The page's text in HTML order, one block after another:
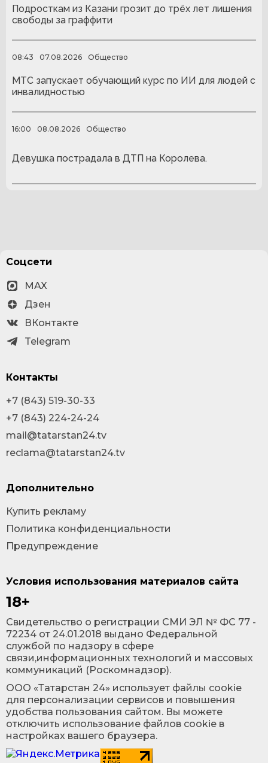
Подросткам из Казани грозит до трёх лет лишения
свободы за граффити
08:43 07.08.2026 Общество
МТС запускает обучающий курс по ИИ для людей с
инвалидностью
16:00 08.08.2026 Общество
Девушка пострадала в ДТП на Королева.
Условия использования материалов сайта
18+
Cвидетельство о регистрации СМИ ЭЛ № ФС 77 -
72234 от 24.01.2018 выдано Федеральной
службой по надзору в сфере
связи,информационных технологий и массовых
коммуникаций (Роскомнадзор).
ООО «Татарстан 24» использует файлы cookie
для персонализации сервисов и повышения
удобства пользования сайтом. Вы можете
отключить использование файлов cookie в
настройках вашего браузера.
Соцсети
MAX
Дзен
ВКонтакте
Telegram
Контакты
+7 (843) 519-30-33
+7 (843) 224-24-24
mail@tatarstan24.tv
reclama@tatarstan24.tv
Дополнительно
Купить рекламу
Политика конфиденциальности
Предупреждение